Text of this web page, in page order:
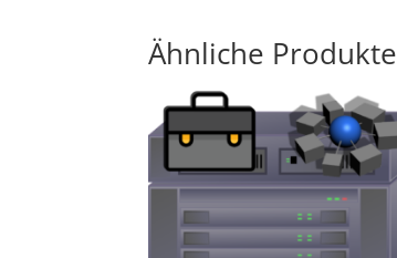
Ähnliche Produkte